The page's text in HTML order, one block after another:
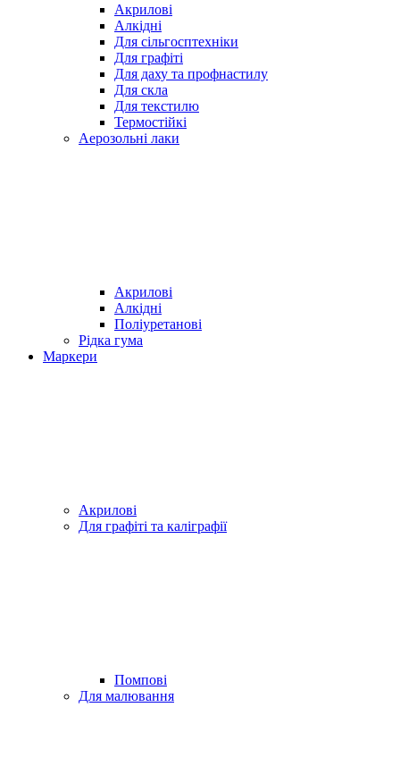
Акрилові
Алкідні
Для cільгосптехніки
Для графіті
Для даху та профнастилу
Для скла
Для текстилю
Термостійкі
Аерозольні лаки
Акрилові
Алкідні
Поліуретанові
Рідка гума
Маркери
Акрилові
Для графіті та каліграфії
Помпові
Для малювання